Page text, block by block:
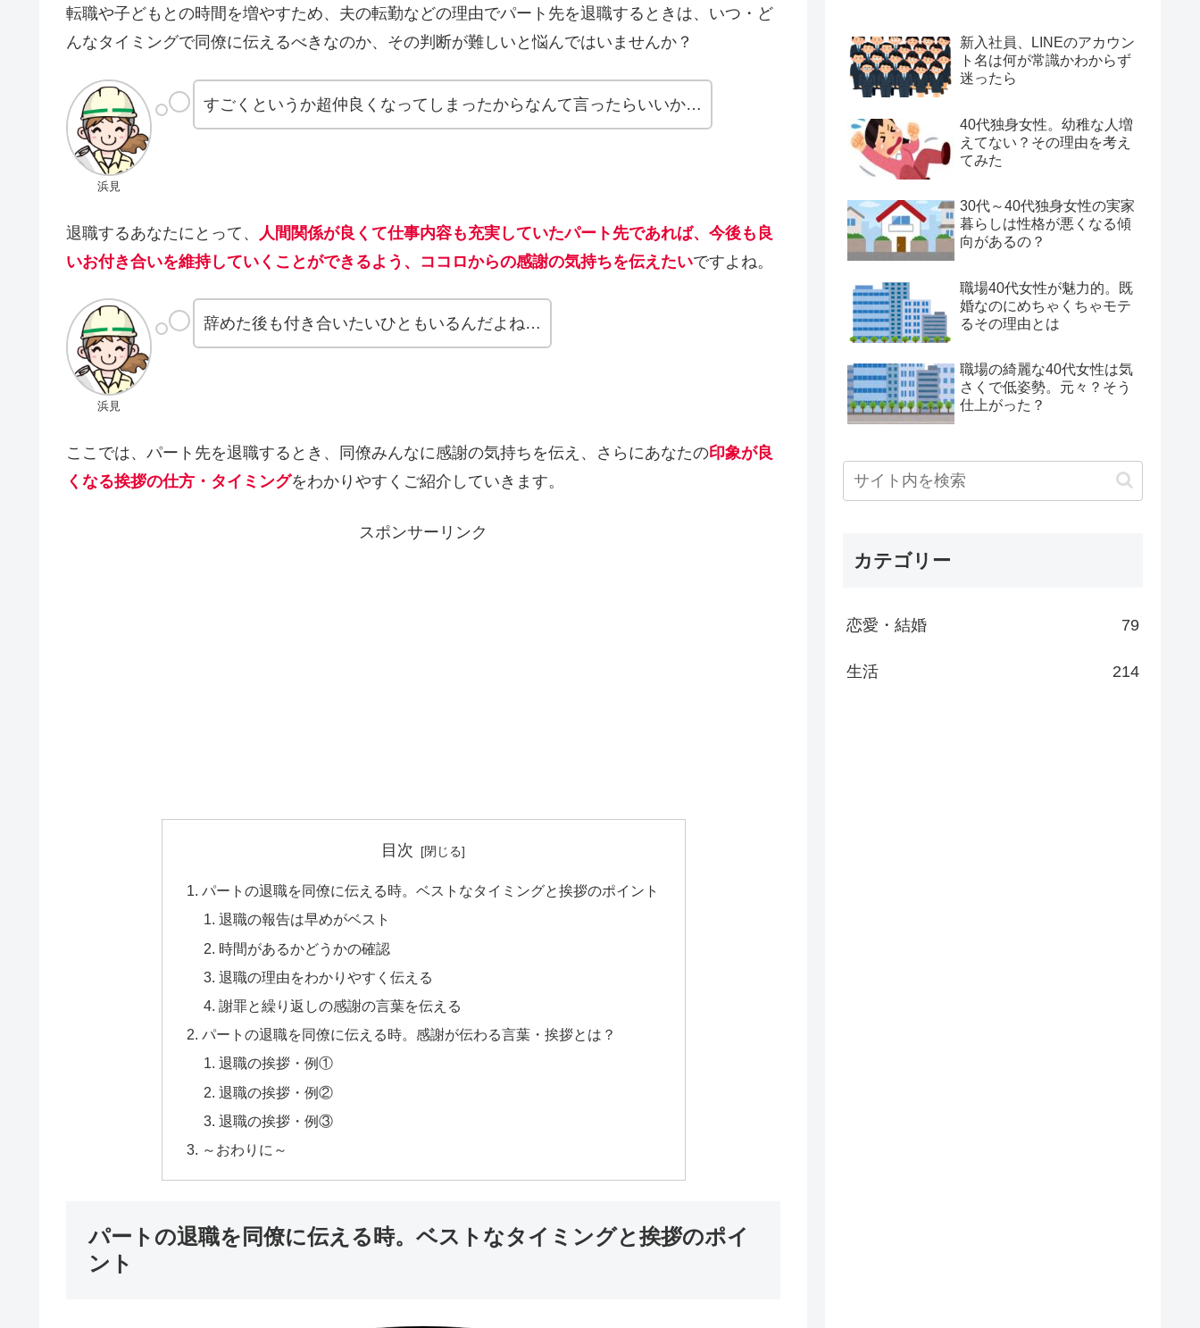
転職や子どもとの時間を増やすため、夫の転勤などの理由でパート先を退職するときは、いつ・ど
んなタイミングで同僚に伝えるべきなのか、その判断が難しいと悩んではいませんか？
浜見
すごくというか超仲良くなってしまったからなんて言ったらいいか…
退職するあなたにとって、 人間関係が良くて仕事内容も充実していたパート先であれば、今後も良
いお付き合いを維持していくことができるよう、ココロからの感謝の気持ちを伝えたいですよね。
浜見
辞めた後も付き合いたいひともいるんだよね…
ここでは、パート先を退職するとき、同僚みんなに感謝の気持ちを伝え、さらにあなたの印象が良
くなる挨拶の仕方・タイミングをわかりやすくご紹介していきます。
スポンサーリンク
目次
パートの退職を同僚に伝える時。ベストなタイミングと挨拶のポイント
退職の報告は早めがベスト
時間があるかどうかの確認
退職の理由をわかりやすく伝える
謝罪と繰り返しの感謝の言葉を伝える
パートの退職を同僚に伝える時。感謝が伝わる言葉・挨拶とは？
退職の挨拶・例①
退職の挨拶・例②
退職の挨拶・例③
～おわりに～
パートの退職を同僚に伝える時。ベストなタイミングと挨拶のポイ
ント
新入社員、LINEのアカウン
ト名は何が常識かわからず
迷ったら
40代独身女性。幼稚な人増
えてない？その理由を考え
てみた
30代～40代独身女性の実家
暮らしは性格が悪くなる傾
向があるの？
職場40代女性が魅力的。既
婚なのにめちゃくちゃモテ
るその理由とは
職場の綺麗な40代女性は気
さくで低姿勢。元々？そう
仕上がった？
カテゴリー
恋愛・結婚 79
生活 214